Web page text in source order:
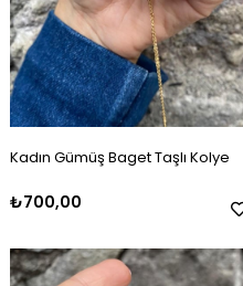
Kadın Gümüş Baget Taşlı Kolye
₺700,00